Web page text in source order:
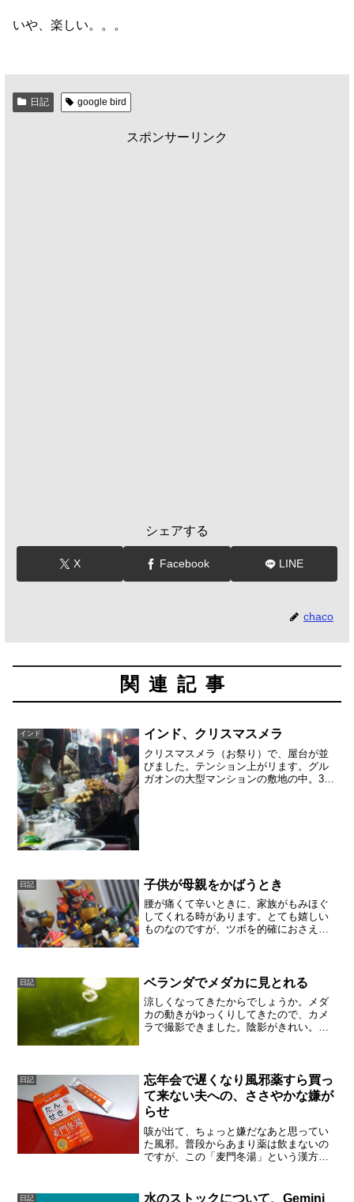
いや、楽しい。。。
日記 google bird
スポンサーリンク
シェアする
X Facebook LINE
chaco
関連記事
インド インド、クリスマスメラ
クリスマスメラ（お祭り）で、屋台が並
びました。テンション上がリます。グル
ガオンの大型マンションの敷地の中。30
日記 子供が母親をかばうとき
腰が痛くて辛いときに、家族がもみほぐ
してくれる時があります。とても嬉しい
ものなのですが、ツボを的確におさえて
次男。たまりかねたように...
日記 ベランダでメダカに見とれる
涼しくなってきたからでしょうか。メダ
カの動きがゆっくりしてきたので、カメ
ラで撮影できました。陰影がきれい。水
だから、本当は横からも鑑...
日記
忘年会で遅くなり風邪薬すら買っ
て来ない夫への、ささやかな嫌が
らせ
咳が出て、ちょっと嫌だなあと思ってい
た風邪。普段からあまり薬は飲まないの
ですが、この「麦門冬湯」という漢方薬
もらおうと思っていました。いつもは約
日記
水のストックについて、Gemini